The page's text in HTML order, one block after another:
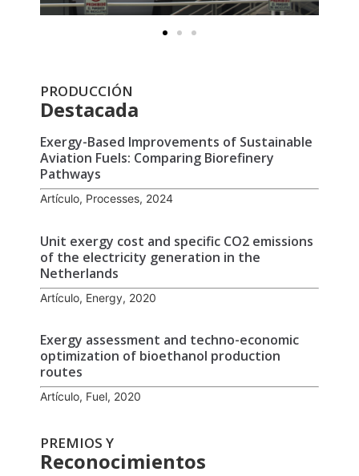
PRODUCCIÓN
Destacada
Exergy-Based Improvements of Sustainable
Aviation Fuels: Comparing Biorefinery
Pathways
Artículo, Processes, 2024
Unit exergy cost and specific CO2 emissions
of the electricity generation in the
Netherlands
Artículo, Energy, 2020
Exergy assessment and techno-economic
optimization of bioethanol production
routes
Artículo, Fuel, 2020
PREMIOS Y
Reconocimientos